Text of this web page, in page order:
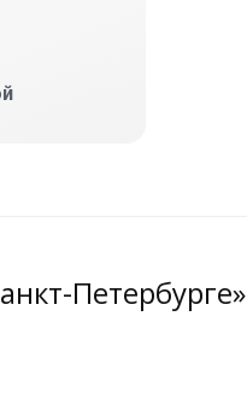
Петербурге»